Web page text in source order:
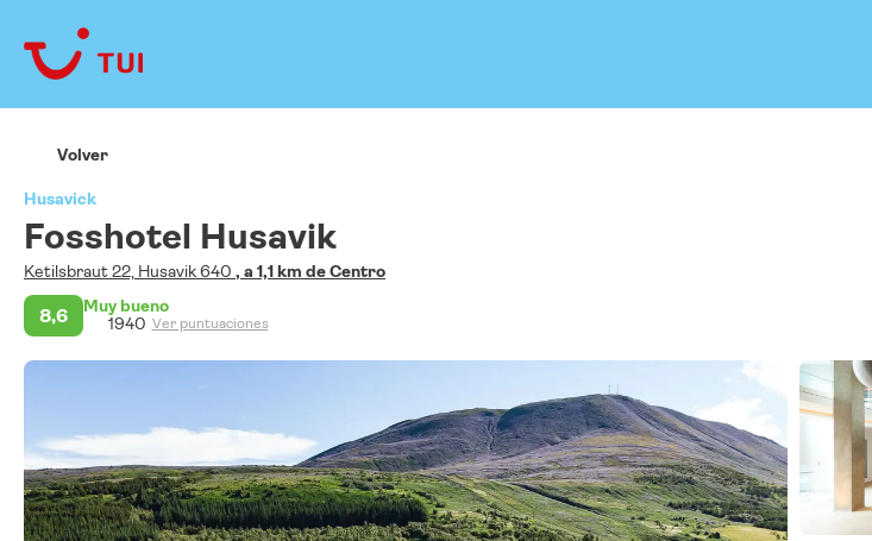
Volver
Husavick
Fosshotel Husavik
Ketilsbraut 22, Husavik 640 , a 1,1 km de Centro
8,6
Muy bueno
1940 Ver puntuaciones